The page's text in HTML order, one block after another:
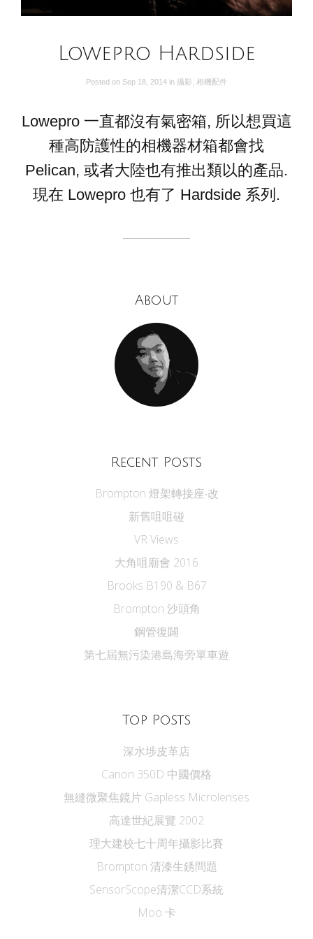
Lowepro Hardside
Posted on Sep 18, 2014 in 攝影 相機配件
Lowepro 一直都沒有氣密箱, 所以想買這
種高防護性的相機器材箱都會找
Pelican, 或者大陸也有推出類以的產品.
現在 Lowepro 也有了 Hardside 系列.
About
Recent Posts
Brompton 燈架轉接座‧改
新舊咀咀碰
VR Views
大角咀廟會 2016
Brooks B190 & B67
Brompton 沙頭角
鋼管復闢
第七屆無污染港島海旁單車遊
Top Posts
深水埗皮革店
Canon 350D 中國價格
無縫微聚焦鏡片 Gapless Microlenses
高達世紀展覽 2002
理大建校七十周年攝影比賽
Brompton 清漆生銹問題
SensorScope清潔CCD系統
Moo 卡